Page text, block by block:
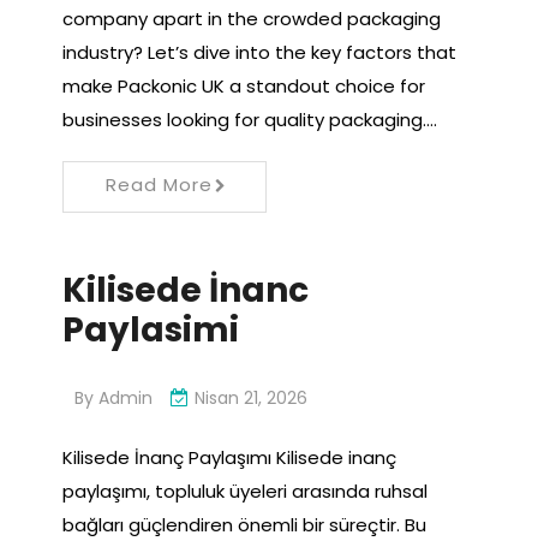
company apart in the crowded packaging
industry? Let’s dive into the key factors that
make Packonic UK a standout choice for
businesses looking for quality packaging.…
Read More
Kilisede İnanc
Paylasimi
By Admin Nisan 21, 2026
Kilisede İnanç Paylaşımı Kilisede inanç
paylaşımı, topluluk üyeleri arasında ruhsal
bağları güçlendiren önemli bir süreçtir. Bu